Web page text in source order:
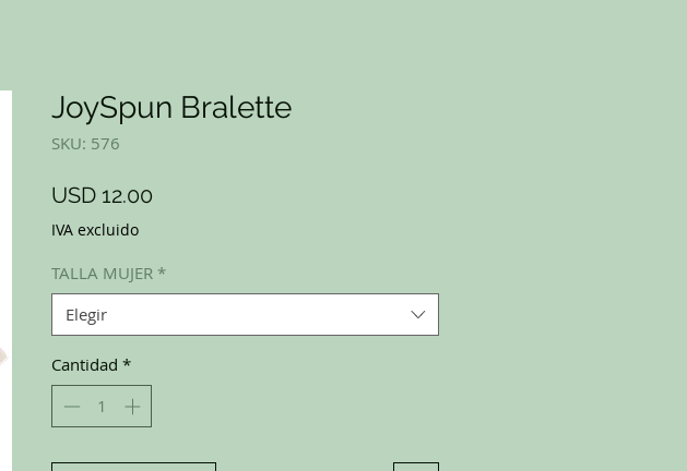
JoySpun Bralette
SKU: 576
USD 12.00
IVA excluido
TALLA MUJER *
Elegir
Cantidad *